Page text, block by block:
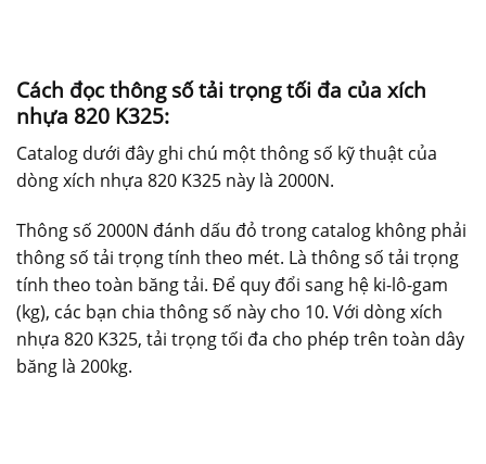
Cách đọc thông số tải trọng tối đa của xích
nhựa 820 K325:
Catalog dưới đây ghi chú một thông số kỹ thuật của
dòng xích nhựa 820 K325 này là 2000N.
Thông số 2000N đánh dấu đỏ trong catalog không phải
thông số tải trọng tính theo mét. Là thông số tải trọng
tính theo toàn băng tải. Để quy đổi sang hệ ki-lô-gam
(kg), các bạn chia thông số này cho 10. Với dòng xích
nhựa 820 K325, tải trọng tối đa cho phép trên toàn dây
băng là 200kg.